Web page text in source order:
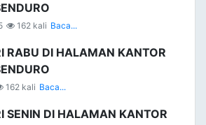
162 kali Baca...
RABU DI HALAMAN KANTOR
162 kali Baca...
SENIN DI HALAMAN KANTOR